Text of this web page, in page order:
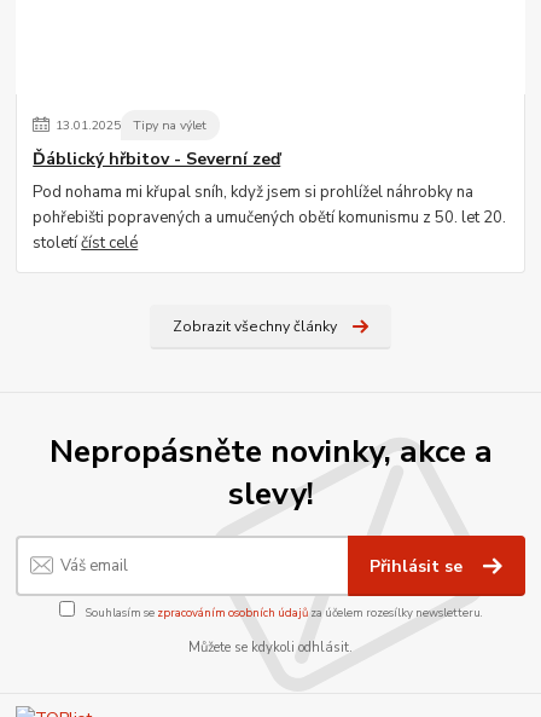
13.01.2025 Tipy na výlet
Ďáblický hřbitov - Severní zeď
Pod nohama mi křupal sníh, když jsem si prohlížel náhrobky na
pohřebišti popravených a umučených obětí komunismu z 50. let 20.
stoletíčíst celé
Zobrazit všechny články
Nepropásněte novinky, akce a
slevy!
Přihlásit se
Souhlasím se zpracováním osobních údajůza účelem rozesílky newsletteru.
Můžete se kdykoli odhlásit.